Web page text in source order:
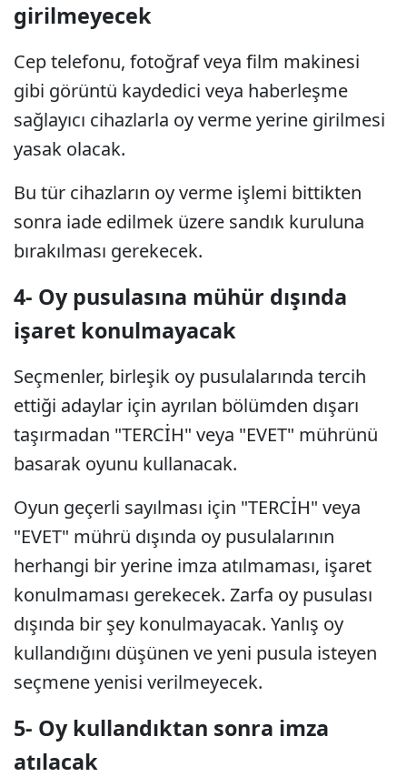
girilmeyecek
Cep telefonu, fotoğraf veya film makinesi
gibi görüntü kaydedici veya haberleşme
sağlayıcı cihazlarla oy verme yerine girilmesi
yasak olacak.
Bu tür cihazların oy verme işlemi bittikten
sonra iade edilmek üzere sandık kuruluna
bırakılması gerekecek.
4- Oy pusulasına mühür dışında
işaret konulmayacak
Seçmenler, birleşik oy pusulalarında tercih
ettiği adaylar için ayrılan bölümden dışarı
taşırmadan "TERCİH" veya "EVET" mührünü
basarak oyunu kullanacak.
Oyun geçerli sayılması için "TERCİH" veya
"EVET" mührü dışında oy pusulalarının
herhangi bir yerine imza atılmaması, işaret
konulmaması gerekecek. Zarfa oy pusulası
dışında bir şey konulmayacak. Yanlış oy
kullandığını düşünen ve yeni pusula isteyen
seçmene yenisi verilmeyecek.
5- Oy kullandıktan sonra imza
atılacak